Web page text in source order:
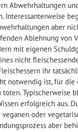
Abwehrhaltungen
Interessanterweise
aber
Ablehnung von
mit eigenen
nicht
ihr
notwendig ist, für die
töten. Typischerweise
erfolgreich aus.
oder
aber